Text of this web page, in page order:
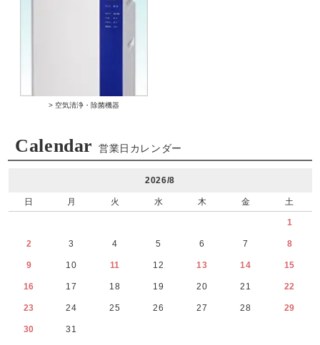
> 空気清浄・除菌機器
Calendar 営業日カレンダー
2026/8
日 月 火 水 木 金 土
1
2 3 4 5 6 7 8
9 10 11 12 13 14 15
16 17 18 19 20 21 22
23 24 25 26 27 28 29
30 31